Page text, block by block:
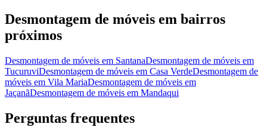
Desmontagem de móveis em bairros
próximos
Desmontagem de móveis em SantanaDesmontagem de móveis em
TucuruviDesmontagem de móveis em Casa VerdeDesmontagem de
móveis em Vila MariaDesmontagem de móveis em
JaçanãDesmontagem de móveis em Mandaqui
Perguntas frequentes